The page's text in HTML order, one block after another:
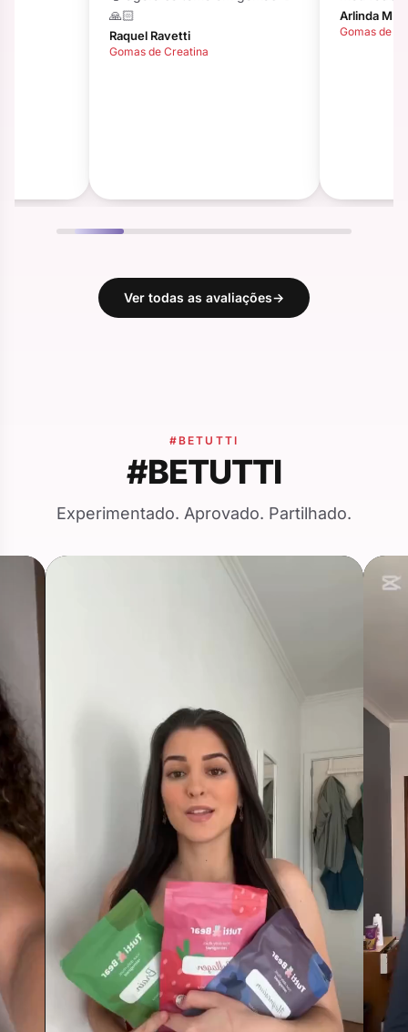
🙏🏻
Raquel Ravetti
Gomas de Creatina
Arlinda
Gomas de
Ver todas as avaliações→
#BETUTTI
#BETUTTI
Experimentado. Aprovado. Partilhado.